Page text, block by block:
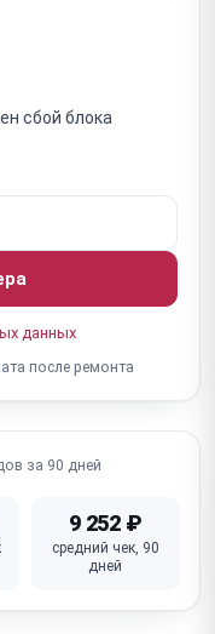
сбой блока
данных
после ремонта
за 90 дней
9 252 ₽
средний чек, 90
дней